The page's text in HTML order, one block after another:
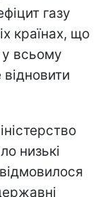
газу
країнах, що
всьому
низькі